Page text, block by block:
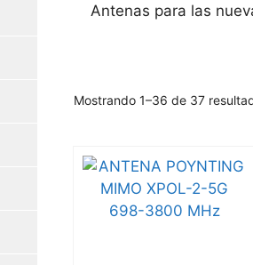
Antenas para las
Mostrando 1–36 de 37